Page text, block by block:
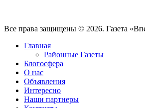
Все права защищены © 2026. Газета
Главная
Районные Газеты
Блогосфера
О нас
Объявления
Интересно
Наши партнеры